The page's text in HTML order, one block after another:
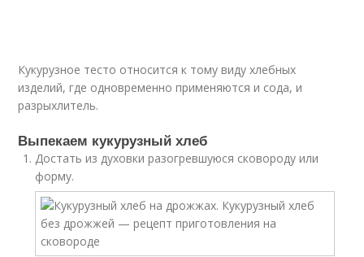
Кукурузное тесто относится к тому виду хлебных
изделий, где одновременно применяются и сода, и
разрыхлитель.
Выпекаем кукурузный хлеб
Достать из духовки разогревшуюся сковороду или
форму.